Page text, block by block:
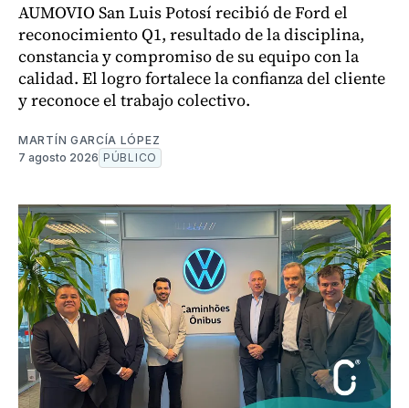
AUMOVIO San Luis Potosí recibió de Ford el
reconocimiento Q1, resultado de la disciplina,
constancia y compromiso de su equipo con la
calidad. El logro fortalece la confianza del cliente
y reconoce el trabajo colectivo.
MARTÍN GARCÍA LÓPEZ
7 agosto 2026 PÚBLICO